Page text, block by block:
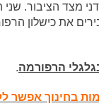
מצד הציבור.
את כישלון
הרפורמה.
בחינוך אפשר